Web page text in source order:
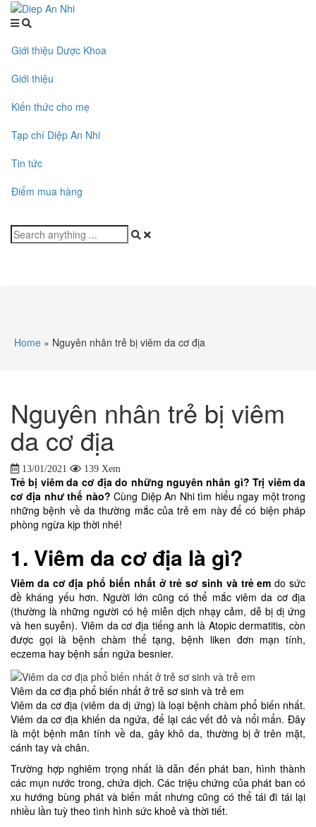
Giới thiệu Dược Khoa
Giới thiệu
Kiến thức cho mẹ
Tạp chí Diệp An Nhi
Tin tức
Điểm mua hàng
Home » Nguyên nhân trẻ bị viêm da cơ địa
Nguyên nhân trẻ bị viêm
da cơ địa
13/01/2021 139 Xem
Trẻ bị viêm da cơ địa do những nguyên nhân gì? Trị viêm da
cơ địa như thế nào? Cùng Diệp An Nhi tìm hiểu ngay một trong
những bệnh về da thường mắc của trẻ em này để có biện pháp
phòng ngừa kịp thời nhé!
1. Viêm da cơ địa là gì?
Viêm da cơ địa phổ biến nhất ở trẻ sơ sinh và trẻ em do sức
đề kháng yếu hơn. Người lớn cũng có thể mắc viêm da cơ địa
(thường là những người có hệ miễn dịch nhạy cảm, dễ bị dị ứng
và hen suyễn). Viêm da cơ địa tiếng anh là Atopic dermatitis, còn
được gọi là bệnh chàm thể tạng, bệnh liken đơn mạn tính,
eczema hay bệnh sẩn ngứa besnier.
Viêm da cơ địa phổ biến nhất ở trẻ sơ sinh và trẻ em
Viêm da cơ địa (viêm da dị ứng) là loại bệnh chàm phổ biến nhất.
Viêm da cơ địa khiến da ngứa, để lại các vết đỏ và nổi mẩn. Đây
là một bệnh mãn tính về da, gây khô da, thường bị ở trên mặt,
cánh tay và chân.
Trường hợp nghiêm trọng nhất là dẫn đến phát ban, hình thành
các mụn nước trong, chứa dịch. Các triệu chứng của phát ban có
xu hướng bùng phát và biến mất nhưng cũng có thể tái đi tái lại
nhiều lần tuỳ theo tình hình sức khoẻ và thời tiết.